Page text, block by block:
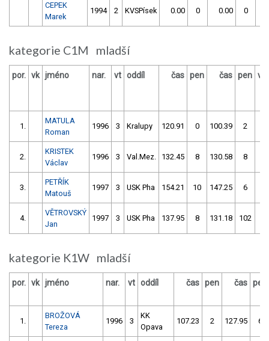
CEPEK
Marek
1994 2 KVSPísek 0.00 0 0.00 0
kategorie C1M mladší
por. vk jméno nar. vt oddíl čas pen čas pen
1.
MATULA
Roman
1996 3 Kralupy 120.91 0 100.39 2
2.
KRISTEK
Václav
1996 3 Val.Mez. 132.45 8 130.58 8
3.
PETŘÍK
Matouš
1997 3 USK Pha 154.21 10 147.25 6
4.
VĚTROVSKÝ
Jan
1997 3 USK Pha 137.95 8 131.18 102
kategorie K1W mladší
por. vk jméno nar. vt oddíl čas pen čas pen
1.
BROŽOVÁ
Tereza
1996 3
KK
Opava
107.23 2 127.95 6